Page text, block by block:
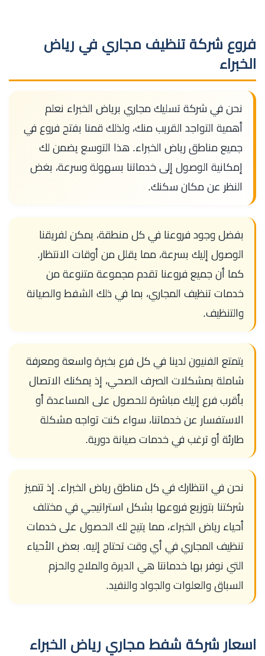
فروع شركة تنظيف مجاري في رياض
الخبراء
نحن في شركة تسليك مجاري برياض الخبراء نعلم
أهمية التواجد القريب منك، ولذلك قمنا بفتح فروع في
جميع مناطق رياض الخبراء. هذا التوسع يضمن لك
إمكانية الوصول إلى خدماتنا بسهولة وسرعة، بغض
النظر عن مكان سكنك.
بفضل وجود فروعنا في كل منطقة، يمكن لفريقنا
الوصول إليك بسرعة، مما يقلل من أوقات الانتظار.
كما أن جميع فروعنا تقدم مجموعة متنوعة من
خدمات تنظيف المجاري، بما في ذلك الشفط والصيانة
والتنظيف.
يتمتع الفنيون لدينا في كل فرع بخبرة واسعة ومعرفة
شاملة بمشكلات الصرف الصحي، إذ يمكنك الاتصال
بأقرب فرع إليك مباشرة للحصول على المساعدة أو
الاستفسار عن خدماتنا، سواء كنت تواجه مشكلة
طارئة أو ترغب في خدمات صيانة دورية.
نحن في انتظارك في كل مناطق رياض الخبراء. إذ تتميز
شركتنا بتوزيع فروعها بشكل استراتيجي في مختلف
أحياء رياض الخبراء، مما يتيح لك الحصول على خدمات
تنظيف المجاري في أي وقت تحتاج إليه. بعض الأحياء
التي نوفر بها خدمانتا هي الديرة والملاح والحزم
السباق والعلوات والجواد والنفيد.
اسعار شركة شفط مجاري رياض الخبراء